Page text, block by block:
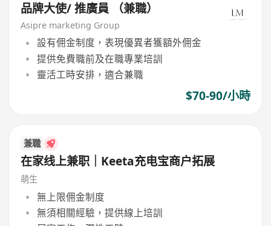
品牌大使/ 推廣員 （兼職）
Asipre marketing Group
設有佣金制度，表現優異者獲額外佣金
提供免費職前及在職專業培訓
靈活工時安排，適合兼職
$70-90/小時
兼職
在家线上兼职｜Keeta充电宝商户拓展
萌生
無上限佣金制度
無須相關經驗，提供線上培訓